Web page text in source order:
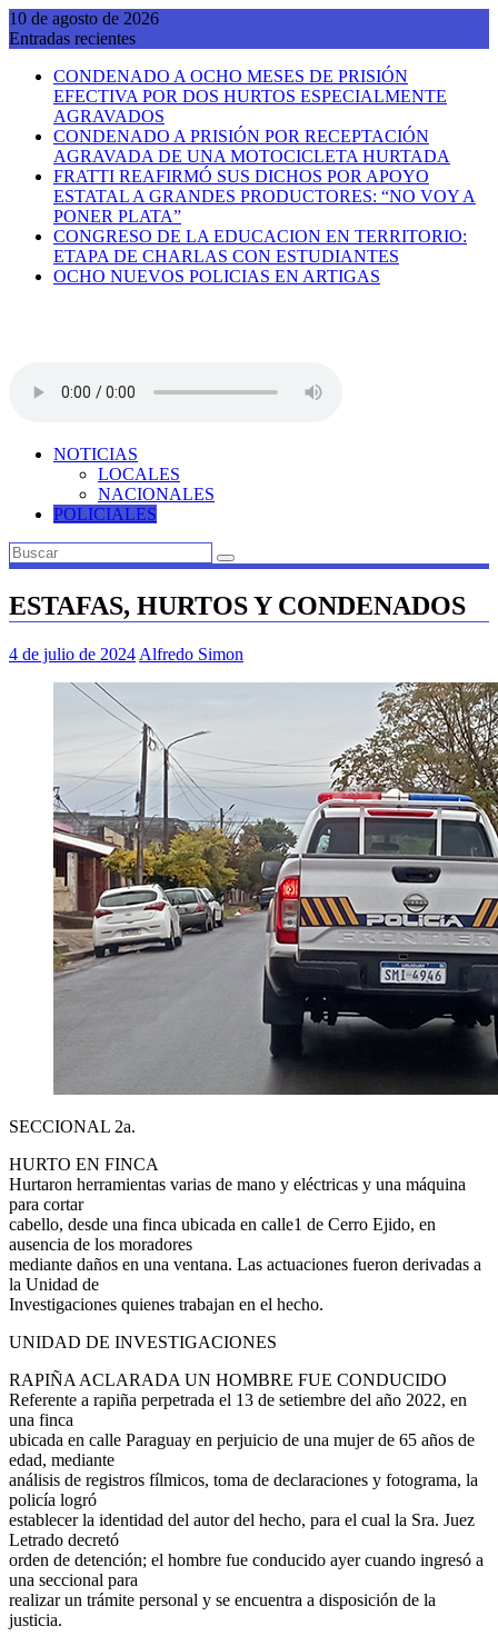
Saltar
al
10 de agosto de 2026
Entradas recientes
CONDENADO A OCHO MESES DE PRISIÓN
EFECTIVA POR DOS HURTOS ESPECIALMENTE
AGRAVADOS
CONDENADO A PRISIÓN POR RECEPTACIÓN
AGRAVADA DE UNA MOTOCICLETA HURTADA
FRATTI REAFIRMÓ SUS DICHOS POR APOYO
ESTATAL A GRANDES PRODUCTORES: “NO VOY A
PONER PLATA”
CONGRESO DE LA EDUCACION EN TERRITORIO:
ETAPA DE CHARLAS CON ESTUDIANTES
OCHO NUEVOS POLICIAS EN ARTIGAS
NOTICIAS
LOCALES
NACIONALES
POLICIALES
ESTAFAS, HURTOS Y CONDENADOS
4 de julio de 2024 Alfredo Simon
SECCIONAL 2a.
HURTO EN FINCA
Hurtaron herramientas varias de mano y eléctricas y una máquina
para cortar
cabello, desde una finca ubicada en calle1 de Cerro Ejido, en
ausencia de los moradores
mediante daños en una ventana. Las actuaciones fueron derivadas a
la Unidad de
Investigaciones quienes trabajan en el hecho.
UNIDAD DE INVESTIGACIONES
RAPIÑA ACLARADA UN HOMBRE FUE CONDUCIDO
Referente a rapiña perpetrada el 13 de setiembre del año 2022, en
una finca
ubicada en calle Paraguay en perjuicio de una mujer de 65 años de
edad, mediante
análisis de registros fílmicos, toma de declaraciones y fotograma, la
policía logró
establecer la identidad del autor del hecho, para el cual la Sra. Juez
Letrado decretó
orden de detención; el hombre fue conducido ayer cuando ingresó a
una seccional para
realizar un trámite personal y se encuentra a disposición de la
justicia.